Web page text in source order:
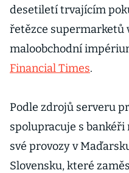
desetiletí trvajícím
řetězce supermarketů
maloobchodní
Financial Times.
Podle zdrojů serveru
spolupracuje s
své provozy v
Slovensku, které